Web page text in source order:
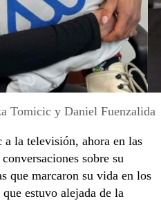
Tomicic y Daniel Fuenzalida
la televisión, ahora en las
sobre su
que marcaron su vida en los
estuvo alejada de la